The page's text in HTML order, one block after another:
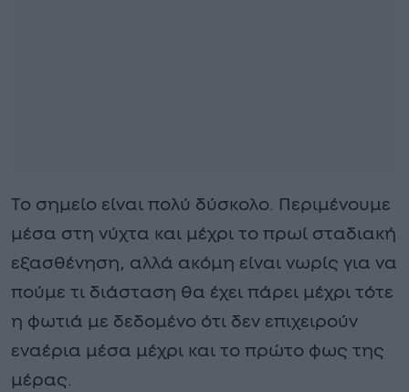
Το σημείο είναι πολύ δύσκολο. Περιμένουμε
μέσα στη νύχτα και μέχρι το πρωί σταδιακή
εξασθένηση, αλλά ακόμη είναι νωρίς για να
πούμε τι διάσταση θα έχει πάρει μέχρι τότε
η φωτιά με δεδομένο ότι δεν επιχειρούν
εναέρια μέσα μέχρι και το πρώτο φως της
μέρας.